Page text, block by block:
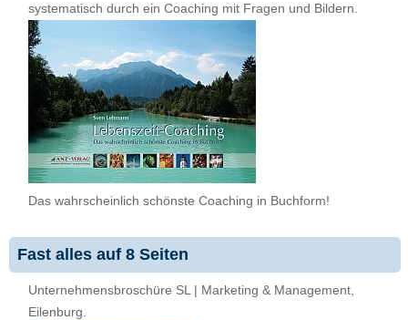
systematisch durch ein Coaching mit Fragen und Bildern.
Das wahrscheinlich schönste Coaching in Buchform!
Fast alles auf 8 Seiten
Unternehmensbroschüre SL | Marketing & Management,
Eilenburg.